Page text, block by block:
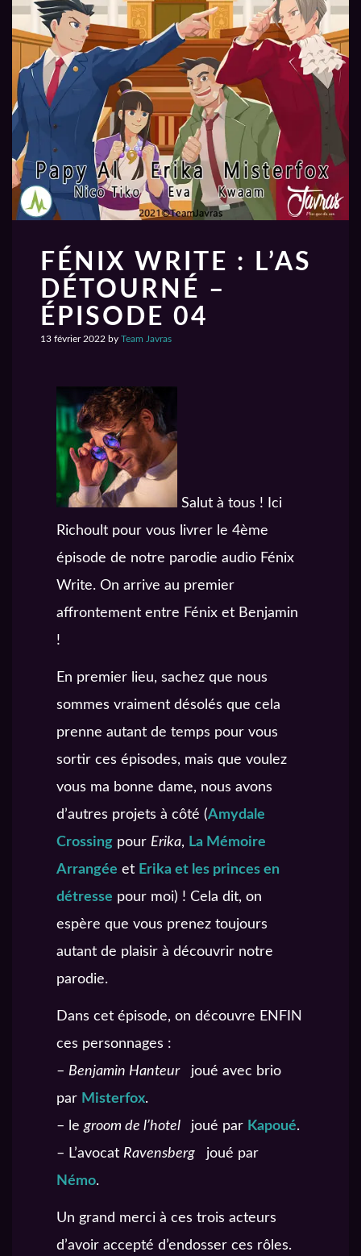
FÉNIX WRITE : L’AS
DÉTOURNÉ –
ÉPISODE 04
13 février 2022 by Team Javras
Salut à tous ! Ici
Richoult pour vous livrer le 4ème
épisode de notre parodie audio Fénix
Write. On arrive au premier
affrontement entre Fénix et Benjamin
!
En premier lieu, sachez que nous
sommes vraiment désolés que cela
prenne autant de temps pour vous
sortir ces épisodes, mais que voulez
vous ma bonne dame, nous avons
d’autres projets à côté (Amydale
Crossing pour Erika, La Mémoire
Arrangée et Erika et les princes en
détresse pour moi) ! Cela dit, on
espère que vous prenez toujours
autant de plaisir à découvrir notre
parodie.
Dans cet épisode, on découvre ENFIN
ces personnages :
– Benjamin Hanteur
joué avec brio
par Misterfox.
– legroom de l’hotel joué par Kapoué.
– L’avocat Ravensberg
joué par
Némo.
Un grand merci à ces trois acteurs
d’avoir accepté d’endosser ces rôles.